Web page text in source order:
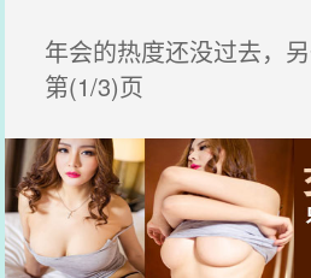
年会的热度还没过去，另
第(1/3)页